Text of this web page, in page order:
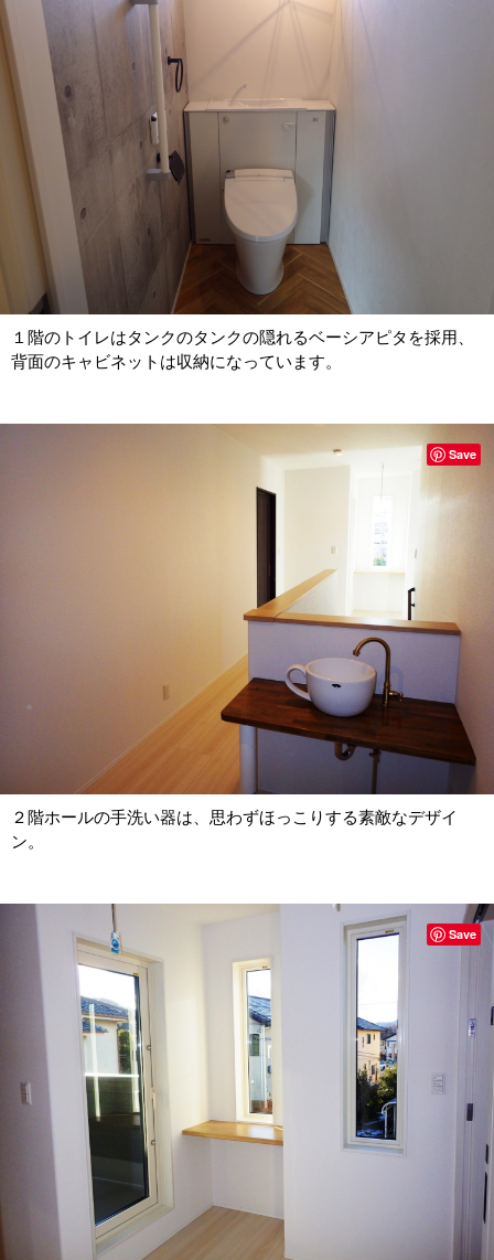
１階のトイレはタンクのタンクの隠れるベーシアピタを採用、
背面のキャビネットは収納になっています。
２階ホールの手洗い器は、思わずほっこりする素敵なデザイ
ン。
Save
Save